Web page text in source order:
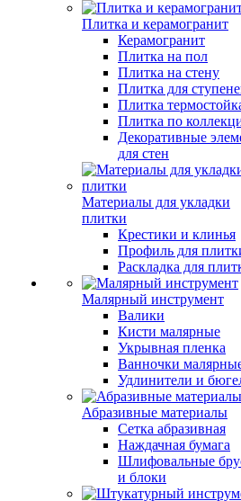
Плитка и керамогранит
Керамогранит
Плитка на пол
Плитка на стену
Плитка для
Плитка
Плитка по
Декоративные
для стен
Материалы для укладки
плитки
Крестики и клинья
Профиль для
Раскладка для
Малярный инструмент
Валики
Кисти малярные
Укрывная пленка
Ванночки
Удлинители и
Абразивные материалы
Сетка абразивная
Наждачная бумага
Шлифовальные
и блоки